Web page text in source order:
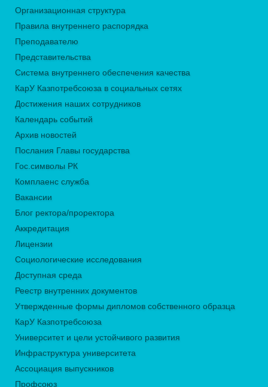
Организационная структура
Правила внутреннего распорядка
Преподавателю
Представительства
Система внутреннего обеспечения качества
КарУ Казпотребсоюза в социальных сетях
Достижения наших сотрудников
Календарь событий
Архив новостей
Послания Главы государства
Гос.символы РК
Комплаенс служба
Вакансии
Блог ректора/проректора
Аккредитация
Лицензии
Социологические исследования
Доступная среда
Реестр внутренних документов
Утвержденные формы дипломов собственного образца
КарУ Казпотребсоюза
Университет и цели устойчивого развития
Инфраструктура университета
Ассоциация выпускников
Профсоюз